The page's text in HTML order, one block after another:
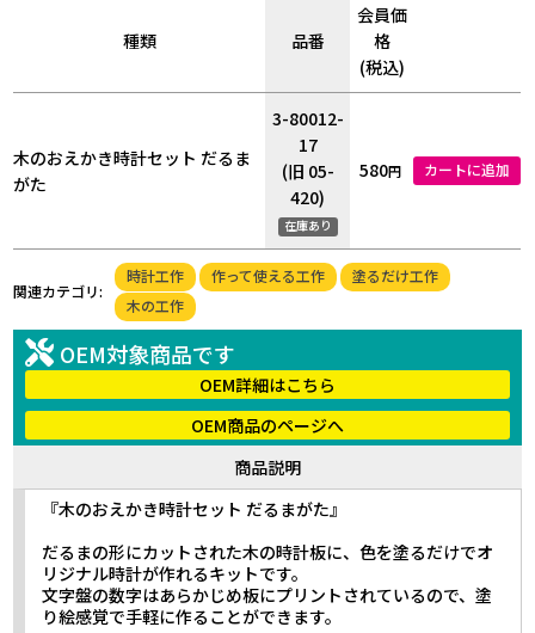
種類 品番
会員価
格
(税込)
木のおえかき時計セット だるま
がた
3-80012-
17
(旧 05-
420)
在庫あり
580円 カートに追加
関連カテゴリ:
時計工作 作って使える工作
塗るだけ工作
木の工作
OEM対象商品です
OEM詳細はこちら
OEM商品のページへ
商品説明
『木のおえかき時計セット だるまがた』
だるまの形にカットされた木の時計板に、色を塗るだけでオ
リジナル時計が作れるキットです。
文字盤の数字はあらかじめ板にプリントされているので、塗
り絵感覚で手軽に作ることができます。